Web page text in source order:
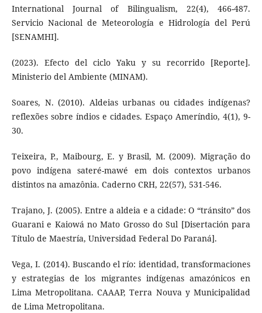
International Journal of Bilingualism, 22(4), 466-487.
Servicio Nacional de Meteorología e Hidrología del Perú
[SENAMHI].
(2023). Efecto del ciclo Yaku y su recorrido [Reporte].
Ministerio del Ambiente (MINAM).
Soares, N. (2010). Aldeias urbanas ou cidades indígenas?
reflexões sobre índios e cidades. Espaço Ameríndio, 4(1), 9-
30.
Teixeira, P., Maibourg, E. y Brasil, M. (2009). Migração do
povo indígena sateré-mawé em dois contextos urbanos
distintos na amazônia. Caderno CRH, 22(57), 531-546.
Trajano, J. (2005). Entre a aldeia e a cidade: O “tránsito” dos
Guarani e Kaiowá no Mato Grosso do Sul [Disertación para
Título de Maestría, Universidad Federal Do Paraná].
Vega, I. (2014). Buscando el río: identidad, transformaciones
y estrategias de los migrantes indígenas amazónicos en
Lima Metropolitana. CAAAP, Terra Nouva y Municipalidad
de Lima Metropolitana.